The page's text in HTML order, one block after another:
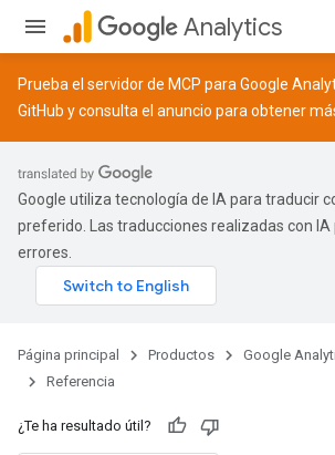
Analytics
Prueba el servidor de MCP para Google
GitHub y consulta el anuncio para obtener
Google utiliza tecnología de IA para traducir
preferido. Las traducciones realizadas con
errores.
Página principal Productos Google
Referencia
¿Te ha resultado útil?